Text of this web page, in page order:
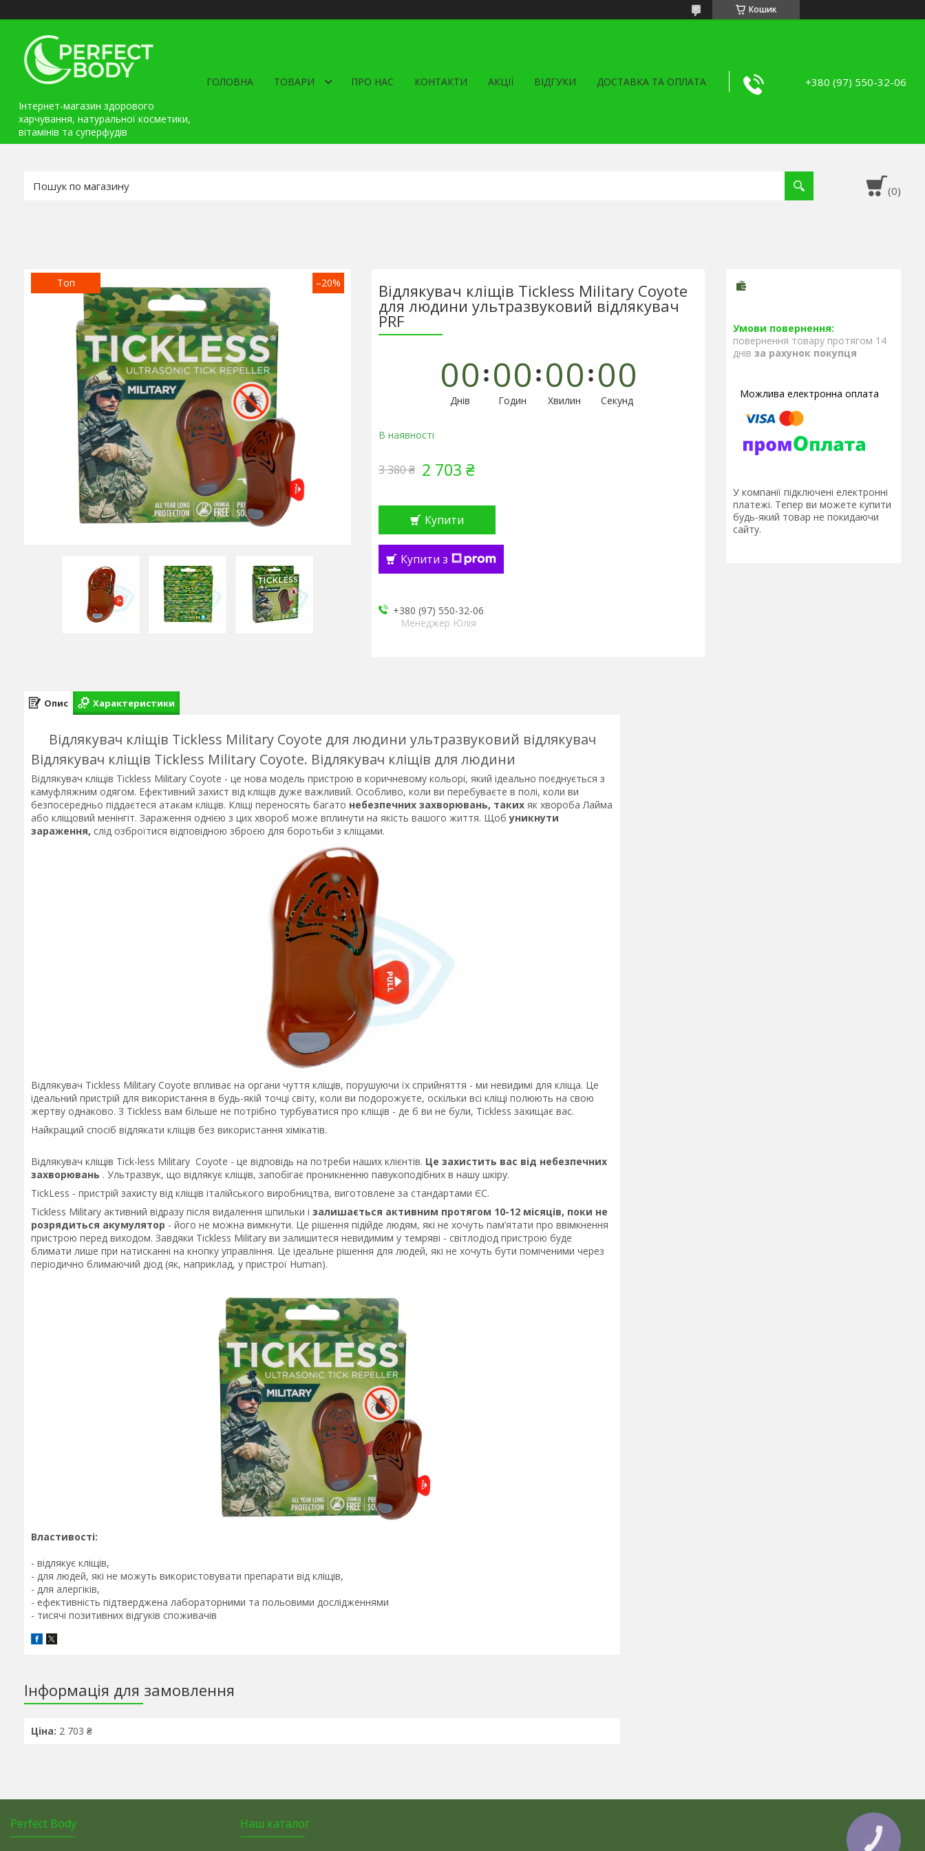
Кошик
Інтернет-магазин здорового
харчування, натуральної косметики,
вітамінів та cуперфудів
ГОЛОВНА ТОВАРИ ПРО НАС КОНТАКТИ АКЦІЇ ВІДГУКИ ДОСТАВКА ТА ОПЛАТА +380 (97) 550-32-06
Топ –20% Відлякувач кліщів Tickless Military Coyote
для людини ультразвуковий відлякувач
PRF
00
Днів
00
Годин
00
Хвилин
00
Секунд
В наявності
3 380 ₴ 2 703 ₴
Купити
Купити з
+380 (97) 550-32-06
Менеджер Юлія
повернення товару протягом 14
днів за рахунок покупця
У компанії підключені електронні
платежі. Тепер ви можете купити
будь-який товар не покидаючи
сайту.
Опис Характеристики
Відлякувач кліщів Tickless Military Coyote для людини ультразвуковий відлякувач
Відлякувач кліщів Tickless Military Coyote. Відлякувач кліщів для людини
Відлякувач кліщів Tickless Military Coyote - це нова модель пристрою в коричневому кольорі, який ідеально поєднується з
камуфляжним одягом. Ефективний захист від кліщів дуже важливий. Особливо, коли ви перебуваєте в полі, коли ви
безпосередньо піддаєтеся атакам кліщів. Кліщі переносять багато небезпечних захворювань, таких як хвороба Лайма
або кліщовий менінгіт. Зараження однією з цих хвороб може вплинути на якість вашого життя. Щобуникнути
зараження, слід озброїтися відповідною зброєю для боротьби з кліщами.
Відлякувач Tickless Military Coyote впливає на органи чуття кліщів, порушуючи їх сприйняття - ми невидимі для кліща. Це
ідеальний пристрій для використання в будь-якій точці світу, коли ви подорожуєте, оскільки всі кліщі полюють на свою
жертву однаково. З Tickless вам більше не потрібно турбуватися про кліщів - де б ви не були, Tickless захищає вас.
Найкращий спосіб відлякати кліщів без використання хімікатів.
Відлякувач кліщів Tick-less Military Coyote - це відповідь на потреби наших клієнтів. Це захистить вас від небезпечних
захворювань . Ультразвук, що відлякує кліщів, запобігає проникненню павукоподібних в нашу шкіру.
TickLess - пристрій захисту від кліщів італійського виробництва, виготовлене за стандартами ЄС.
Tickless Military активний відразу після видалення шпильки і залишається активним протягом 10-12 місяців, поки не
розрядиться акумулятор - його не можна вимкнути. Це рішення підійде людям, які не хочуть пам’ятати про ввімкнення
пристрою перед виходом. Завдяки Tickless Military ви залишитеся невидимим у темряві - світлодіод пристрою буде
блимати лише при натисканні на кнопку управління. Це ідеальне рішення для людей, які не хочуть бути поміченими через
періодично блимаючий діод (як, наприклад, у пристрої Human).
Властивості:
- відлякує кліщів,
- для людей, які не можуть використовувати препарати від кліщів,
- для алергіків,
- ефективність підтверджена лабораторними та польовими дослідженнями
- тисячі позитивних відгуків споживачів
Інформація для замовлення
Ціна: 2 703 ₴
Perfect Body Наш каталог